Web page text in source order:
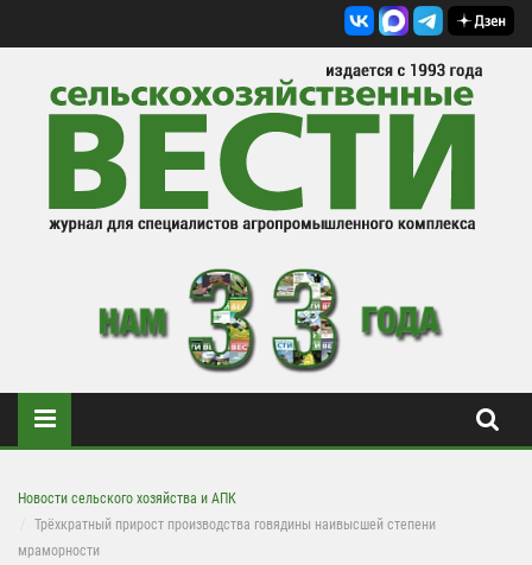
Новости сельского хозяйства и АПК
Трёхкратный прирост производства говядины наивысшей степени
мраморности